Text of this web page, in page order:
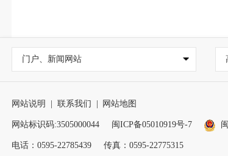
门户、新闻网站
网站说明 联系我们 网站地图
网站标识码:3505000044 闽ICP备05010919号-7
电话：0595-22785439 传真：0595-22775315